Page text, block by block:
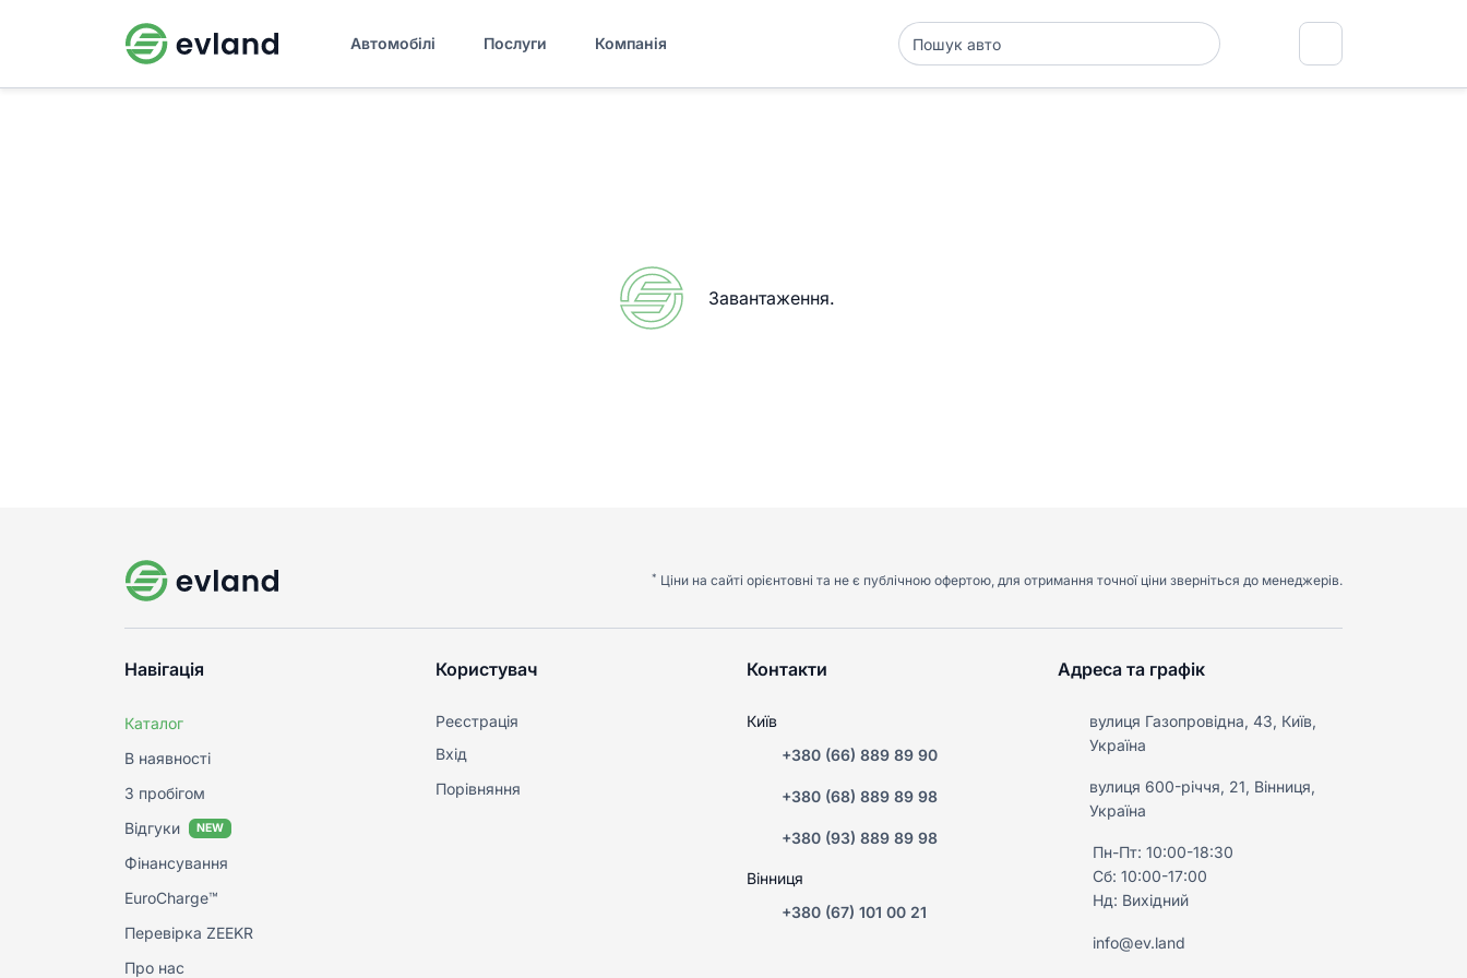
Автомобілі Послуги Компанія
Завантаження.
* Ціни на сайті орієнтовні та не є публічною офертою, для отримання точної ціни зверніться до менеджерів.
Навігація
Каталог
В наявності
З пробігом
Відгуки
NEW
Фінансування
EuroCharge™
Перевірка ZEEKR
Про нас
Користувач
Реєстрація
Вхід
Порівняння
Контакти
Київ
+380 (66) 889 89 90
+380 (68) 889 89 98
+380 (93) 889 89 98
Вінниця
+380 (67) 101 00 21
Адреса та графік
вулиця Газопровідна, 43, Київ,
Україна
вулиця 600-річчя, 21, Вінниця,
Україна
Пн-Пт: 10:00-18:30
Сб: 10:00-17:00
Нд: Вихідний
info@ev.land